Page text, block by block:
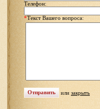
Телефон:
*Текст Вашего вопроса:
или закрыть